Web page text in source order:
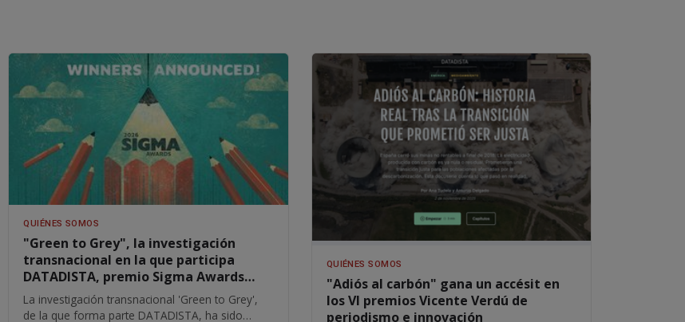
QUIÉNES SOMOS
"Green to Grey", la investigación
transnacional en la que participa
DATADISTA, premio Sigma Awards
2026
La investigación transnacional 'Green to Grey',
de la que forma parte DATADISTA, ha sido
QUIÉNES SOMOS
"Adiós al carbón" gana un accésit en
los VI premios Vicente Verdú de
periodismo e innovación